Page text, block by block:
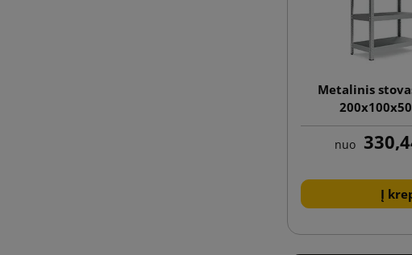
Metalinis
nuo
Į